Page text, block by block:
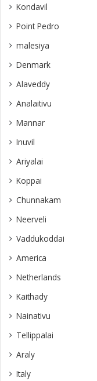
Kondavil
Point Pedro
malesiya
Denmark
Alaveddy
Analaitivu
Mannar
Inuvil
Ariyalai
Koppai
Chunnakam
Neerveli
Vaddukoddai
America
Netherlands
Kaithady
Nainativu
Tellippalai
Araly
Italy